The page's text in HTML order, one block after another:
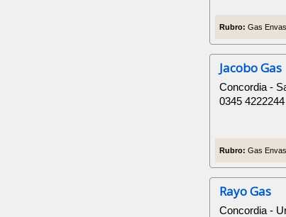
Rubro: Gas
Jacobo Gas
Concordia -
0345 4222244
Rubro: Gas
Rayo Gas
Concordia -